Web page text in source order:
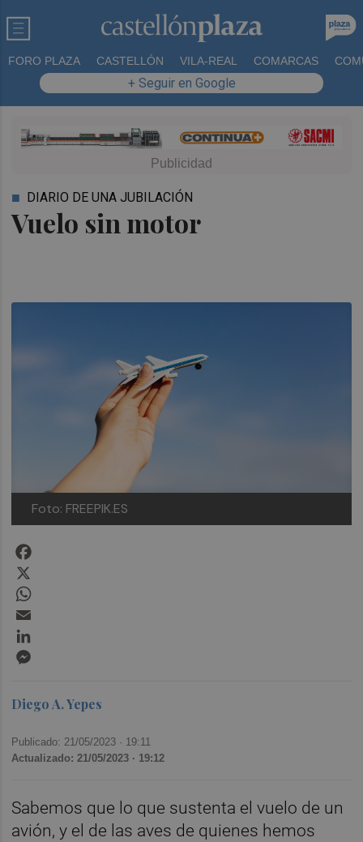
FORO PLAZA CASTELLÓN VILA-REAL COMARCAS
+ Seguir en Google
Vuelo sin motor
DIARIO DE UNA JUBILACIÓN
Foto: FREEPIK.ES
Diego A. Yepes
Publicado: 21/05/2023 · 19:11
Actualizado: 21/05/2023 · 19:12
Sabemos que lo que sustenta el vuelo de un
avión, y el de las aves de quienes hemos